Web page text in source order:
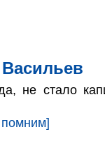
не стало